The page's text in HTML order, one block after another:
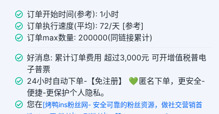
订单开始时间(参考): 1小时
订单执行速度(平均): 72/天 [参考]
订单max数量: 200000(同链接累计)
好消息: 累计订单费用 超过3,000元 可开增值税普电
子普票
24小时自动下单-【免注册】 💚 匿名下单，更安全-
便捷-更保护个人隐私。
您在[烤鸭ins粉丝网- 安全可靠的粉丝资源，做社交营销首